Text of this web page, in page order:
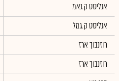
אנליסט ק.נאמ
אנליסט ק.גמל
רוזנבוך ארז
רוזנבוך ארז